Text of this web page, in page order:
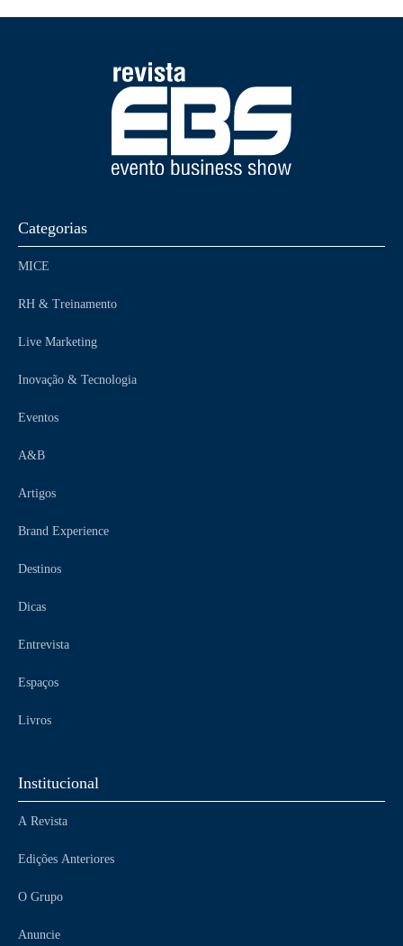
Categorias
MICE
RH & Treinamento
Live Marketing
Inovação & Tecnologia
Eventos
A&B
Artigos
Brand Experience
Destinos
Dicas
Entrevista
Espaços
Livros
Institucional
A Revista
Edições Anteriores
O Grupo
Anuncie